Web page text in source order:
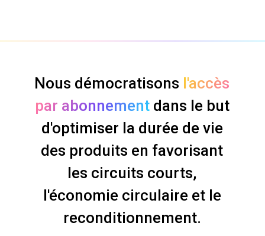
Nous démocratisons l'accès
par abonnement dans le but
d'optimiser la durée de vie
des produits en favorisant
les circuits courts,
l'économie circulaire et le
reconditionnement.